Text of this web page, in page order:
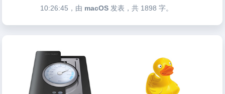
10:26:45 ，由 macOS 发表，共 1898 字。